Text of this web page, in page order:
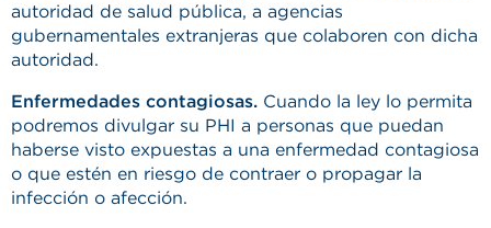
autoridad de salud pública, a agencias
gubernamentales extranjeras que colaboren con dicha
autoridad.
Enfermedades contagiosas. Cuando la ley lo permita
podremos divulgar su PHI a personas que puedan
haberse visto expuestas a una enfermedad contagiosa
o que estén en riesgo de contraer o propagar la
infección o afección.